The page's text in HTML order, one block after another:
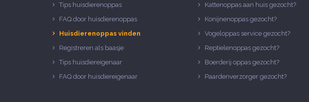
Tips huisdierenoppas
FAQ door huisdierenoppas
Huisdierenoppas vinden
Registreren als baasje
Tips huisdiereigenaar
FAQ door huisdiereigenaar
Kattenoppas aan huis gezocht?
Konijnenoppas gezocht?
Vogeloppas service gezocht?
Reptielenoppas gezocht?
Boerderij oppas gezocht?
Paardenverzorger gezocht?